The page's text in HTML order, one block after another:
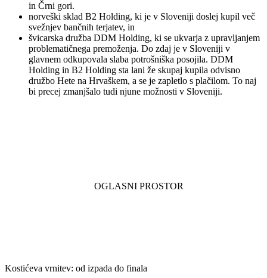
in Črni gori.
norveški sklad B2 Holding, ki je v Sloveniji doslej kupil več
svežnjev bančnih terjatev, in
švicarska družba DDM Holding, ki se ukvarja z upravljanjem
problematičnega premoženja. Do zdaj je v Sloveniji v
glavnem odkupovala slaba potrošniška posojila. DDM
Holding in B2 Holding sta lani že skupaj kupila odvisno
družbo Hete na Hrvaškem, a se je zapletlo s plačilom. To naj
bi precej zmanjšalo tudi njune možnosti v Sloveniji.
Kostićeva vrnitev: od izpada do finala